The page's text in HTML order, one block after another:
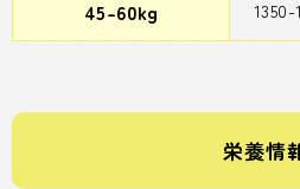
45-60kg
栄養情